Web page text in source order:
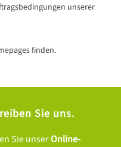
unserer
finden.
Sie uns.
Sie unserOnline-